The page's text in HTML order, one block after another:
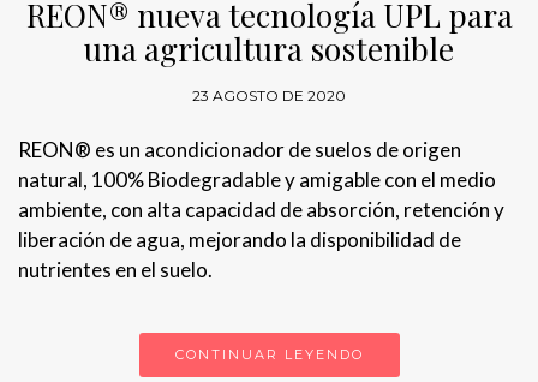
REON® nueva tecnología UPL para
una agricultura sostenible
23 AGOSTO DE 2020
REON® es un acondicionador de suelos de origen
natural, 100% Biodegradable y amigable con el medio
ambiente, con alta capacidad de absorción, retención y
liberación de agua, mejorando la disponibilidad de
nutrientes en el suelo.
CONTINUAR LEYENDO